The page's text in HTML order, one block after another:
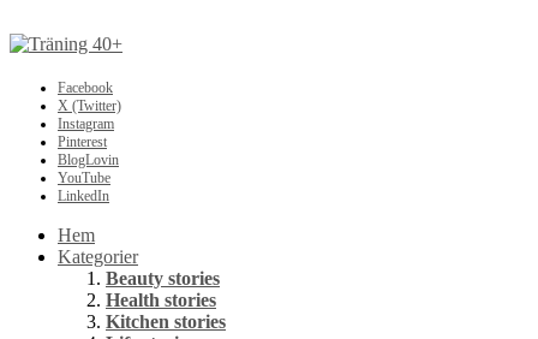
Facebook
X (Twitter)
Instagram
Pinterest
BlogLovin
YouTube
LinkedIn
Hem
Kategorier
Beauty stories
Health stories
Kitchen stories